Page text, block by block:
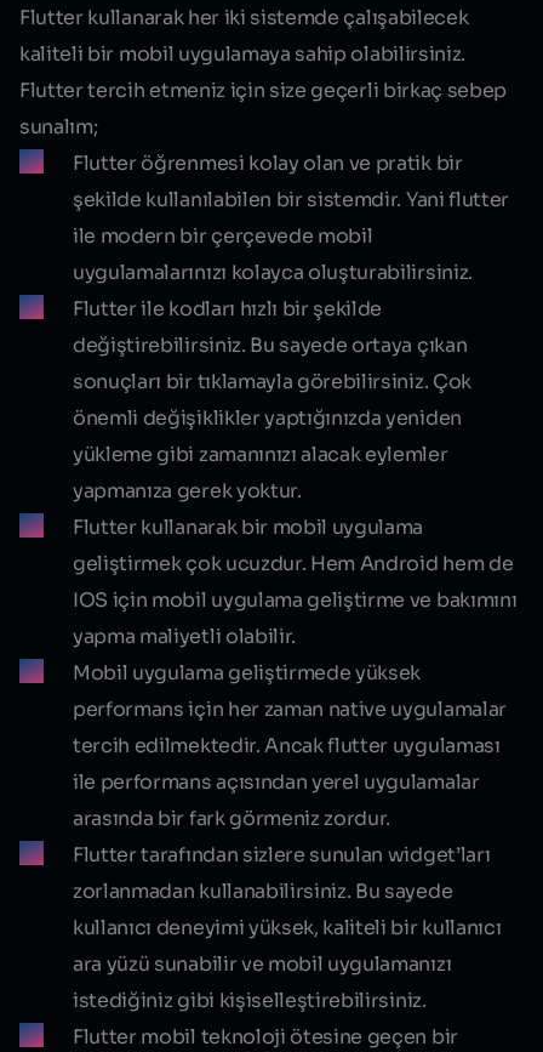
Flutter kullanarak her iki sistemde çalışabilecek
kaliteli bir mobil uygulamaya sahip olabilirsiniz.
Flutter tercih etmeniz için size geçerli birkaç sebep
sunalım;
Flutter öğrenmesi kolay olan ve pratik bir
şekilde kullanılabilen bir sistemdir. Yani flutter
ile modern bir çerçevede mobil
uygulamalarınızı kolayca oluşturabilirsiniz.
Flutter ile kodları hızlı bir şekilde
değiştirebilirsiniz. Bu sayede ortaya çıkan
sonuçları bir tıklamayla görebilirsiniz. Çok
önemli değişiklikler yaptığınızda yeniden
yükleme gibi zamanınızı alacak eylemler
yapmanıza gerek yoktur.
Flutter kullanarak bir mobil uygulama
geliştirmek çok ucuzdur. Hem Android hem de
IOS için mobil uygulama geliştirme ve bakımını
yapma maliyetli olabilir.
Mobil uygulama geliştirmede yüksek
performans için her zaman native uygulamalar
tercih edilmektedir. Ancak flutter uygulaması
ile performans açısından yerel uygulamalar
arasında bir fark görmeniz zordur.
Flutter tarafından sizlere sunulan widget’ları
zorlanmadan kullanabilirsiniz. Bu sayede
kullanıcı deneyimi yüksek, kaliteli bir kullanıcı
ara yüzü sunabilir ve mobil uygulamanızı
istediğiniz gibi kişiselleştirebilirsiniz.
Flutter mobil teknoloji ötesine geçen bir